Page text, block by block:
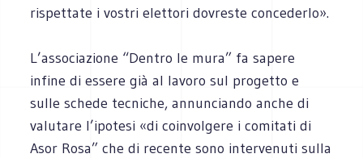
rispettate i vostri elettori dovreste concederlo».
L’associazione “Dentro le mura” fa sapere
infine di essere già al lavoro sul progetto e
sulle schede tecniche, annunciando anche di
valutare l’ipotesi «di coinvolgere i comitati di
Asor Rosa” che di recente sono intervenuti sulla